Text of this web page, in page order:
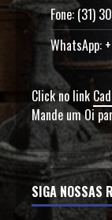
Fone: (31)
WhatsApp:
Click no link
Mande um Oi
SIGA NOSSAS